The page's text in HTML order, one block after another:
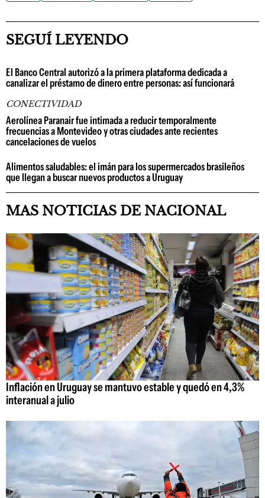
SEGUÍ LEYENDO
El Banco Central autorizó a la primera plataforma dedicada a
canalizar el préstamo de dinero entre personas: así funcionará
CONECTIVIDAD
Aerolínea Paranair fue intimada a reducir temporalmente
frecuencias a Montevideo y otras ciudades ante recientes
cancelaciones de vuelos
Alimentos saludables: el imán para los supermercados brasileños
que llegan a buscar nuevos productos a Uruguay
MAS NOTICIAS DE NACIONAL
Inflación en Uruguay se mantuvo estable y quedó en 4,3%
interanual a julio